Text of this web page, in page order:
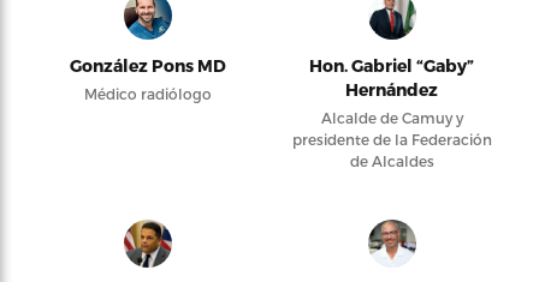
González Pons MD
Médico radiólogo
Hon. Gabriel “Gaby”
Hernández
Alcalde de Camuy y
presidente de la Federación
de Alcaldes